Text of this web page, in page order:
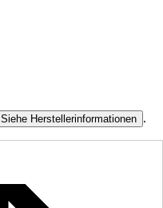
Siehe Herstellerinformationen .